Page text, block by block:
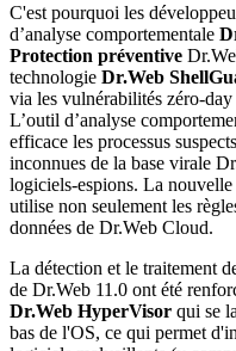
C'est pourquoi les
d’analyse comportementale
Protection préventive
technologie Dr.Web
via les vulnérabilités zéro-
L’outil d’analyse
efficace les processus
inconnues de la base virale
logiciels-espions. La
utilise non seulement les
données de Dr.Web Cloud.
La détection et le traitement
de Dr.Web 11.0 ont été
Dr.Web HyperVisor qui se
bas de l'OS, ce qui permet